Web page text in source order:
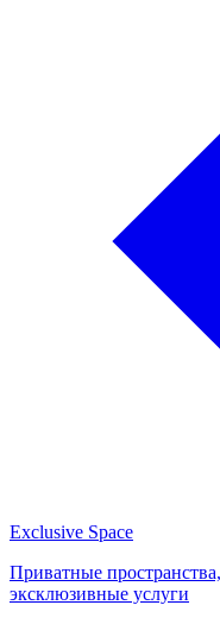
Exclusive Space
Приватные
эксклюзивные услуги